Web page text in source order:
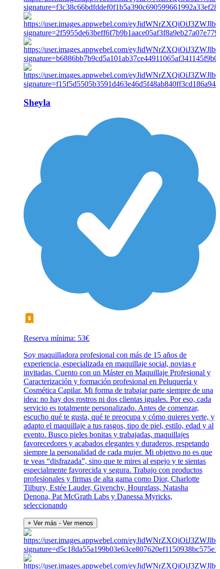
Sheyla
Reserva mínima: 53€
Soy maquilladora profesional con más de 15 años de
experiencia, especializada en maquillaje social, novias e
invitadas. Cuento con un Máster en Maquillaje Profesional y
Caracterización y formación profesional en Peluquería y
Cosmética Capilar. Mi forma de trabajar parte siempre de una
idea: no hay dos rostros ni dos clientas iguales. Por eso, cada
servicio es totalmente personalizado. Antes de comenzar,
escucho qué te gusta, qué te preocupa y cómo quieres verte, y
adapto el maquillaje a tus rasgos, tipo de piel, estilo, edad y al
evento. Busco pieles bonitas y trabajadas, maquillajes
favorecedores y acabados elegantes y duraderos, respetando
siempre la personalidad de cada mujer. Mi objetivo no es que
te veas “disfrazada”, sino que te mires al espejo y te sientas
especialmente favorecida y segura. Trabajo con productos
profesionales y firmas de alta gama como Dior, Charlotte
Tilbury, Estée Lauder, Givenchy, Hourglass, Natasha
Denona, Pat McGrath Labs y Danessa Myricks,
seleccionando
+ Ver más - Ver menos